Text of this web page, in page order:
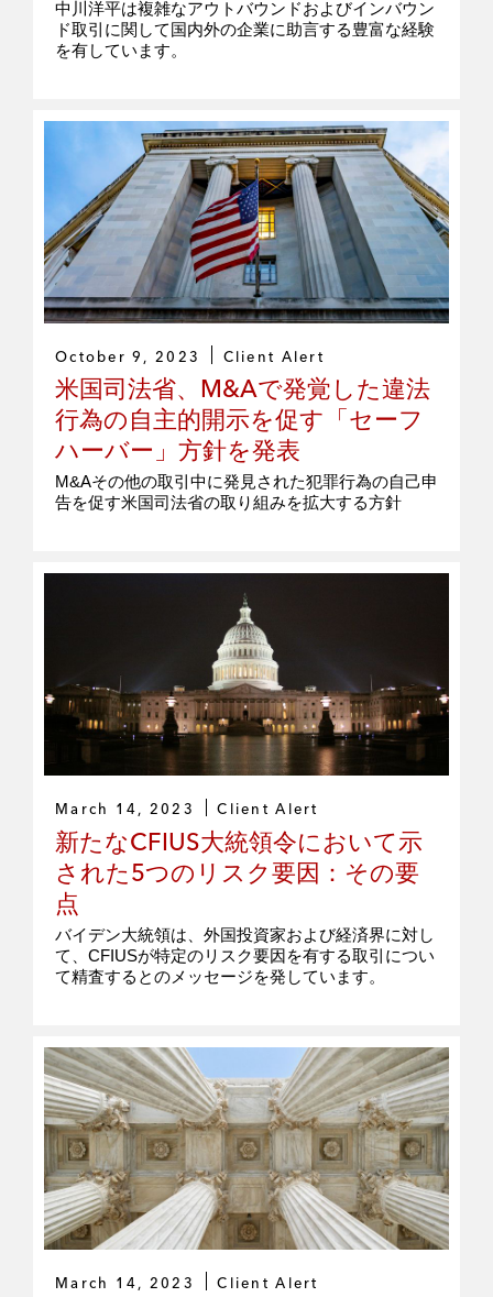
中川洋平は複雑なアウトバウンドおよびインバウン
ド取引に関して国内外の企業に助言する豊富な経験
を有しています。
October 9, 2023 Client Alert
米国司法省、M&Aで発覚した違法
行為の自主的開示を促す「セーフ
ハーバー」方針を発表
M&Aその他の取引中に発見された犯罪行為の自己申
告を促す米国司法省の取り組みを拡大する方針
March 14, 2023 Client Alert
新たなCFIUS大統領令において示
された5つのリスク要因：その要
点
バイデン大統領は、外国投資家および経済界に対し
て、CFIUSが特定のリスク要因を有する取引につい
て精査するとのメッセージを発しています。
March 14, 2023 Client Alert